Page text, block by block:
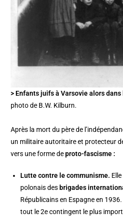
> Enfants juifs à Varsovie alors dans
photo de B.W. Kilburn.
Après la mort du père de
un militaire autoritaire et protecteur
vers une forme deproto-fascisme :
Lutte contre le communisme.
polonais desbrigades
Républicains en Espagne en
tout le 2e contingent le plus